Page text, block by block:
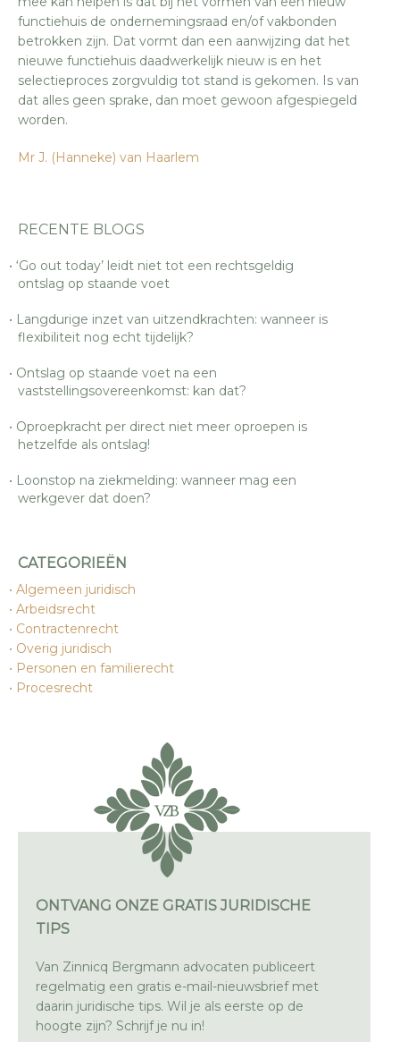
functiehuis de ondernemingsraad en/of vakbonden
betrokken zijn. Dat vormt dan een aanwijzing dat het
nieuwe functiehuis daadwerkelijk nieuw is en het
selectieproces zorgvuldig tot stand is gekomen. Is van
dat alles geen sprake, dan moet gewoon afgespiegeld
worden.
Mr J. (Hanneke) van Haarlem
RECENTE BLOGS
‘Go out today’ leidt niet tot een rechtsgeldig
ontslag op staande voet
Langdurige inzet van uitzendkrachten: wanneer is
flexibiliteit nog echt tijdelijk?
Ontslag op staande voet na een
vaststellingsovereenkomst: kan dat?
Oproepkracht per direct niet meer oproepen is
hetzelfde als ontslag!
Loonstop na ziekmelding: wanneer mag een
werkgever dat doen?
CATEGORIEËN
Algemeen juridisch
Arbeidsrecht
Contractenrecht
Overig juridisch
Personen en familierecht
Procesrecht
ONTVANG ONZE GRATIS JURIDISCHE
TIPS
Van Zinnicq Bergmann advocaten publiceert
regelmatig een gratis e-mail-nieuwsbrief met
daarin juridische tips. Wil je als eerste op de
hoogte zijn? Schrijf je nu in!